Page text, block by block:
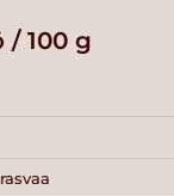
/ 100 g